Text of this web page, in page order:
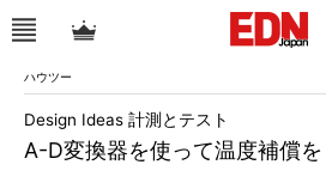
ハウツー
A-D変換器を使って温度補償
Design Ideas 計測とテスト